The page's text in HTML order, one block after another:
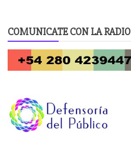
COMUNICATE CON LA RADIO